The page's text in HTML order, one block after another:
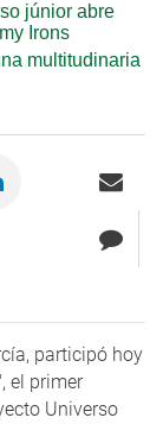
júnior abre
Irons
multitudinaria
participó hoy
el primer
Universo